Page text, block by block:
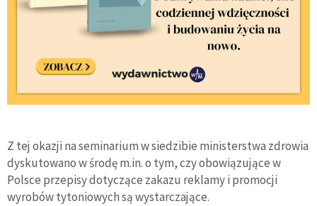
Z tej okazji na seminarium w siedzibie ministerstwa zdrowia
dyskutowano w środę m.in. o tym, czy obowiązujące w
Polsce przepisy dotyczące zakazu reklamy i promocji
wyrobów tytoniowych są wystarczające.